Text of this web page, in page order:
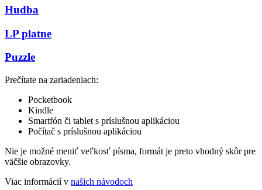
Hudba
LP platne
Puzzle
Prečítate na zariadeniach:
Pocketbook
Kindle
Smartfón či tablet s príslušnou aplikáciou
Počítač s príslušnou aplikáciou
Nie je možné meniť veľkosť písma, formát je preto vhodný skôr pre
väčšie obrazovky.
Viac informácií v našich návodoch